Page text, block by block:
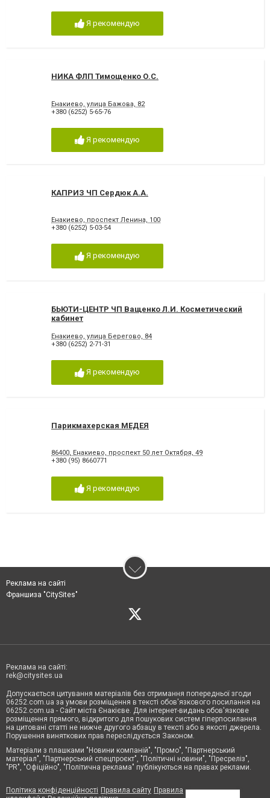
Я рекомендую
НИКА ФЛП Тимощенко О.С.
Енакиево, улица Бажова, 82
+380 (6252) 5-65-76
Я рекомендую
КАПРИЗ ЧП Сердюк А.А.
Енакиево, проспект Ленина, 100
+380 (6252) 5-03-54
Я рекомендую
БЬЮТИ-ЦЕНТР ЧП Ващенко Л.И. Косметический
кабинет
Енакиево, улица Берегово, 84
+380 (6252) 2-71-31
Я рекомендую
Парикмахерская МЕДЕЯ
86400, Енакиево, проспект 50 лет Октября, 49
+380 (95) 8660771
Я рекомендую
Реклама на сайті
Франшиза "CitySites"
Реклама на сайті:
rek@citysites.ua
Допускається цитування матеріалів без отримання попередньої згоди
06252.com.ua за умови розміщення в тексті обов'язкового посилання на
06252.com.ua - Сайт міста Єнакієве. Для інтернет-видань обов'язкове
розміщення прямого, відкритого для пошукових систем гіперпосилання
на цитовані статті не нижче другого абзацу в тексті або в якості джерела.
Порушення виняткових прав переслідується Законом.
Матеріали з плашками "Новини компаній", "Промо", "Партнерський
матеріал", "Партнерський спецпроєкт", "Політичні новини", "Пресреліз",
"PR", "Офіційно", "Політична реклама" публікуються на правах реклами.
Політика конфіденційності Правила сайту Правила